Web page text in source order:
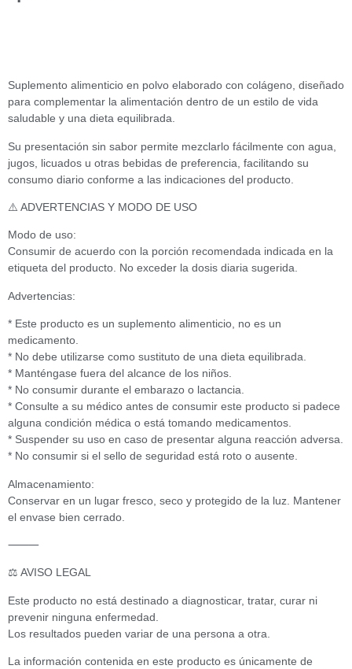
Suplemento alimenticio en polvo elaborado con colágeno, diseñado
para complementar la alimentación dentro de un estilo de vida
saludable y una dieta equilibrada.
Su presentación sin sabor permite mezclarlo fácilmente con agua,
jugos, licuados u otras bebidas de preferencia, facilitando su
consumo diario conforme a las indicaciones del producto.
⚠️ ADVERTENCIAS Y MODO DE USO
Modo de uso:
Consumir de acuerdo con la porción recomendada indicada en la
etiqueta del producto. No exceder la dosis diaria sugerida.
Advertencias:
* Este producto es un suplemento alimenticio, no es un
medicamento.
* No debe utilizarse como sustituto de una dieta equilibrada.
* Manténgase fuera del alcance de los niños.
* No consumir durante el embarazo o lactancia.
* Consulte a su médico antes de consumir este producto si padece
alguna condición médica o está tomando medicamentos.
* Suspender su uso en caso de presentar alguna reacción adversa.
* No consumir si el sello de seguridad está roto o ausente.
Almacenamiento:
Conservar en un lugar fresco, seco y protegido de la luz. Mantener
el envase bien cerrado.
⸻
⚖️ AVISO LEGAL
Este producto no está destinado a diagnosticar, tratar, curar ni
prevenir ninguna enfermedad.
Los resultados pueden variar de una persona a otra.
La información contenida en este producto es únicamente de